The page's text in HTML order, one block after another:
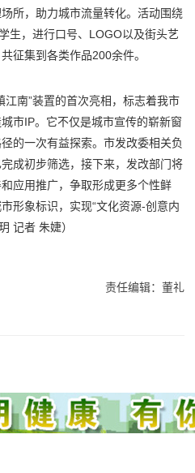
所，助力城市流量转化。活动围绕
生，进行口号、LOGO以及街头艺
征集到各类作品200余件。
江南”装置的首次亮相，标志着我市
市IP。它不仅是城市宣传的崭新窗
的一次有益探索。市发改委相关负
成初步筛选，接下来，发改部门将
应用推广，争取形成更多个性鲜
形象标识，实现“文化资源-创意内
记者 朱婕）
责任编辑：董礼